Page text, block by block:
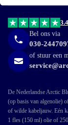
Bel ons via
030-
of stuur een
De Nederlandse Arctic
(op basis van algenolie)
of wilde kabeljauw. Eén
1 fles (150 ml) olie of